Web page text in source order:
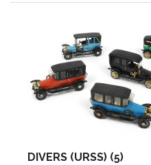
DIVERS (URSS) (5)